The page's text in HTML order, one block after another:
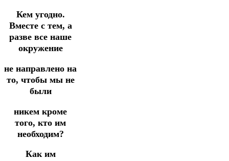
Кем угодно.
Вместе с тем, а
разве все наше
окружение
не направлено на
то, чтобы мы не
были
никем кроме
того, кто им
необходим?
Как им